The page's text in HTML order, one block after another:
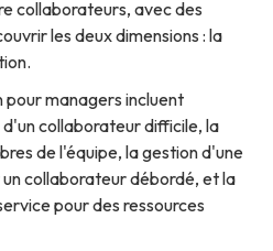
collaborateurs, avec des
les deux dimensions : la
managers incluent
collaborateur difficile, la
de l'équipe, la gestion d'une
collaborateur débordé, et la
pour des ressources